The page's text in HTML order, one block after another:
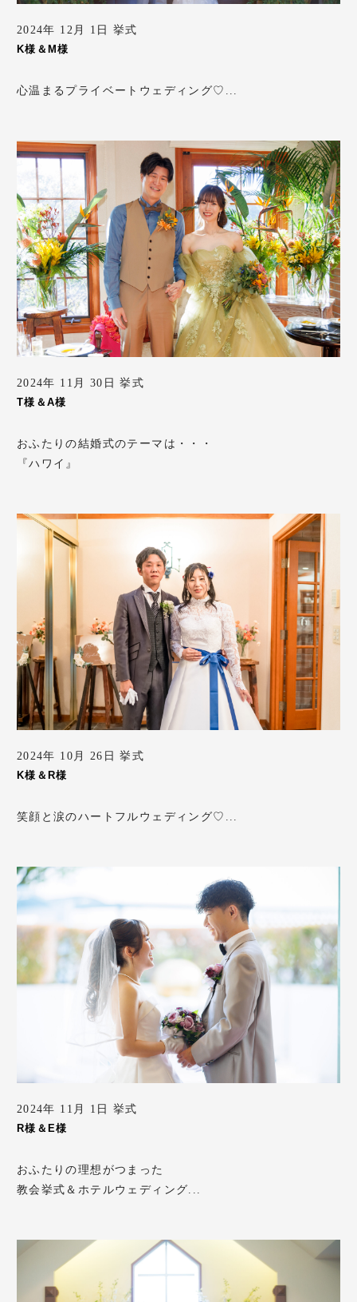
2024年 12月 1日 挙式
K様＆M様
心温まるプライベートウェディング♡...
2024年 11月 30日 挙式
T様＆A様
おふたりの結婚式のテーマは・・・
『ハワイ』
2024年 10月 26日 挙式
K様＆R様
笑顔と涙のハートフルウェディング♡...
2024年 11月 1日 挙式
R様＆E様
おふたりの理想がつまった
教会挙式＆ホテルウェディング...